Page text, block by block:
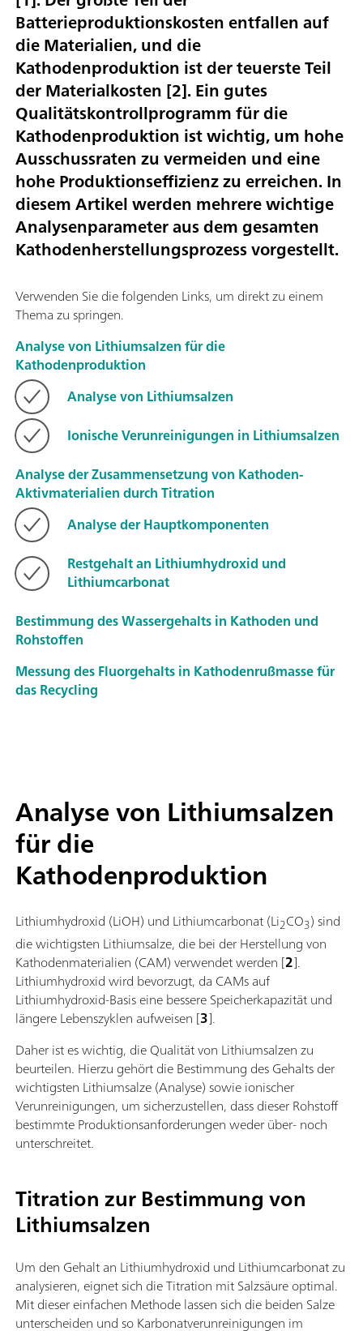
Batterieproduktionskosten entfallen auf
die Materialien, und die
Kathodenproduktion ist der teuerste Teil
der Materialkosten [2]. Ein gutes
Qualitätskontrollprogramm für die
Kathodenproduktion ist wichtig, um hohe
Ausschussraten zu vermeiden und eine
hohe Produktionseffizienz zu erreichen. In
diesem Artikel werden mehrere wichtige
Analysenparameter aus dem gesamten
Kathodenherstellungsprozess vorgestellt.
Verwenden Sie die folgenden Links, um direkt zu einem
Thema zu springen.
Analyse von Lithiumsalzen für die
Kathodenproduktion
Analyse von Lithiumsalzen
Ionische Verunreinigungen in Lithiumsalzen
Analyse der Zusammensetzung von Kathoden-
Aktivmaterialien durch Titration
Analyse der Hauptkomponenten
Restgehalt an Lithiumhydroxid und
Lithiumcarbonat
Bestimmung des Wassergehalts in Kathoden und
Rohstoffen
Messung des Fluorgehalts in Kathodenrußmasse für
das Recycling
Analyse von Lithiumsalzen
für die
Kathodenproduktion
Lithiumhydroxid (LiOH) und Lithiumcarbonat (Li2CO3) sind
die wichtigsten Lithiumsalze, die bei der Herstellung von
Kathodenmaterialien (CAM) verwendet werden [2].
Lithiumhydroxid wird bevorzugt, da CAMs auf
Lithiumhydroxid-Basis eine bessere Speicherkapazität und
längere Lebenszyklen aufweisen [3].
Daher ist es wichtig, die Qualität von Lithiumsalzen zu
beurteilen. Hierzu gehört die Bestimmung des Gehalts der
wichtigsten Lithiumsalze (Analyse) sowie ionischer
Verunreinigungen, um sicherzustellen, dass dieser Rohstoff
bestimmte Produktionsanforderungen weder über- noch
unterschreitet.
Titration zur Bestimmung von
Lithiumsalzen
Um den Gehalt an Lithiumhydroxid und Lithiumcarbonat zu
analysieren, eignet sich die Titration mit Salzsäure optimal.
Mit dieser einfachen Methode lassen sich die beiden Salze
unterscheiden und so Karbonatverunreinigungen im